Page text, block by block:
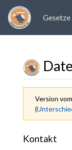
Gesetze
Version
(
Wechseln zu:
Kontakt